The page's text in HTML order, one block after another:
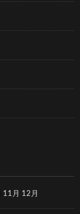
11月 12月